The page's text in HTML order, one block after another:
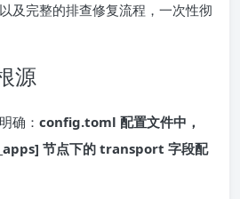
及完整的排查修复流程，一次性彻
源
确： config.toml 配置文件中，
节点下的 transport 字段配